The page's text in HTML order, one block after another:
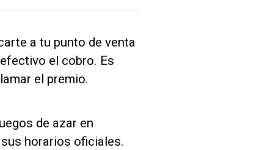
a tu punto de venta
el cobro. Es
el premio.
de azar en
horarios oficiales.